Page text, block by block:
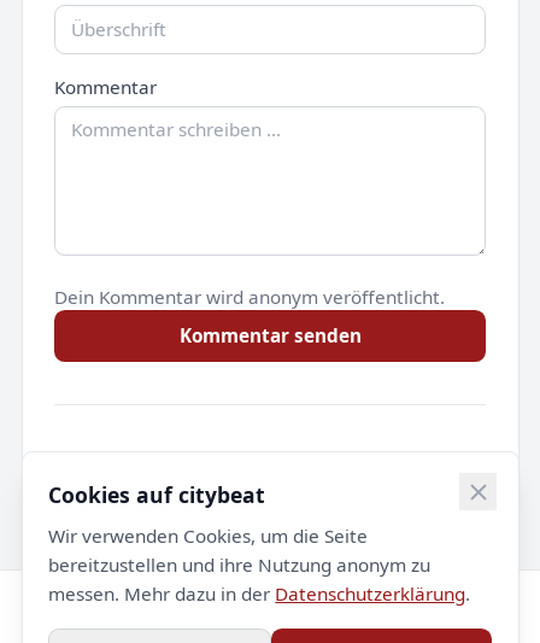
Kommentar
Dein Kommentar wird anonym veröffentlicht.
Kommentar senden
Noch keine Kommentare.
© 2026 citybeat. Alle Rechte vorbehalten.
Cookies auf citybeat
Wir verwenden Cookies, um die Seite
bereitzustellen und ihre Nutzung anonym zu
messen. Mehr dazu in der Datenschutzerklärung.